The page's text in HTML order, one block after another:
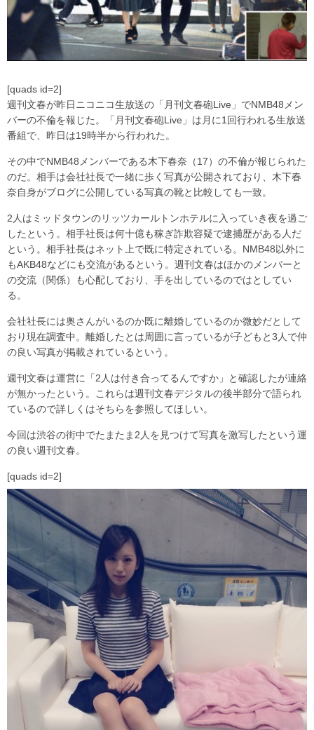
[quads id=2]
週刊文春が昨日ニコニコ生放送の「月刊文春砲Live」でNMB48メン
バーの不倫を報じた。「月刊文春砲Live」は月に1回行われる生放送
番組で、昨日は19時半から行われた。
その中でNMB48メンバーである木下春奈（17）の不倫が報じられた
のだ。相手は会社社長で一緒に歩く写真が公開されており、木下春
奈自身がブログに公開している写真の靴と比較しても一致。
2人はミッドタウンのリッツカールトンホテルに入っていき夜を過ご
したという。相手社長は何十億も稼ぎ詐欺容疑で逮捕歴がある人だ
という。相手社長はネット上で既に特定されている。NMB48以外に
もAKB48などにも交流があるという。週刊文春はほかのメンバーと
の交流（関係）も心配しており、手を出しているのではとしてい
る。
会社社長には奥さんがいるのか既に離婚しているのか微妙だとして
おり現在調査中。離婚したとは周囲に言っているが子どもと3人で仲
の良い写真が掲載されているという。
週刊文春は運営に「2人は付き合ってるんですか」と確認したが連絡
が無かったという。これらは週刊文春デジタルの後半部分で語られ
ているので詳しくはそちらを参照してほしい。
今回は渋谷の街中でたまたま2人を見つけて写真を激写したという運
の良い週刊文春。
[quads id=2]